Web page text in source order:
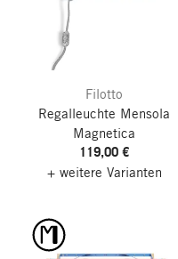
Filotto
Regalleuchte Mensola
Magnetica
119,00 €
+ weitere Varianten